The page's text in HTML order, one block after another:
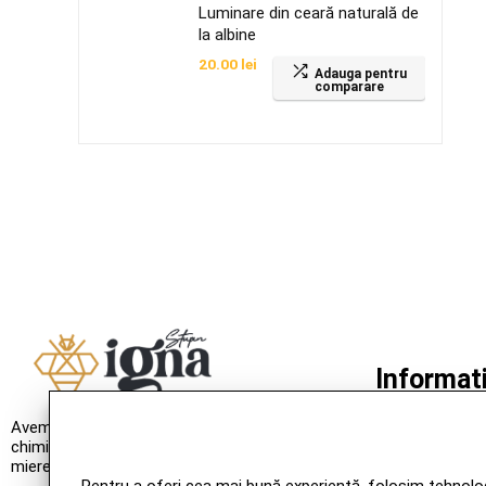
Luminare din ceară naturală de
la albine
20.00 lei
Adauga pentru
comparare
Avem miere naturală, fără adaos de substanțe
chimice. Nu ezitați să încercați minunea naturii,
mierea crudă românească!